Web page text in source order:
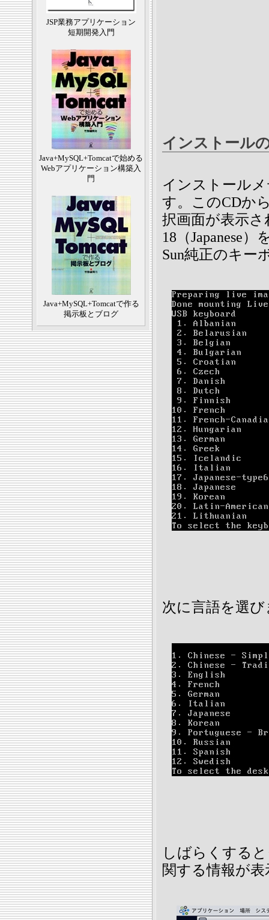
JSP業務アプリケーション
短期開発入門
Java+MySQL+Tomcatで始める
Webアプリケーション構築入
門
Java+MySQL+Tomcatで作る
掲示板とブログ
インストール
インストール
す。このCDか
択画面が表示
18（Japanese）
Sun純正のキー
次に言語を選
しばらくする
関する情報が